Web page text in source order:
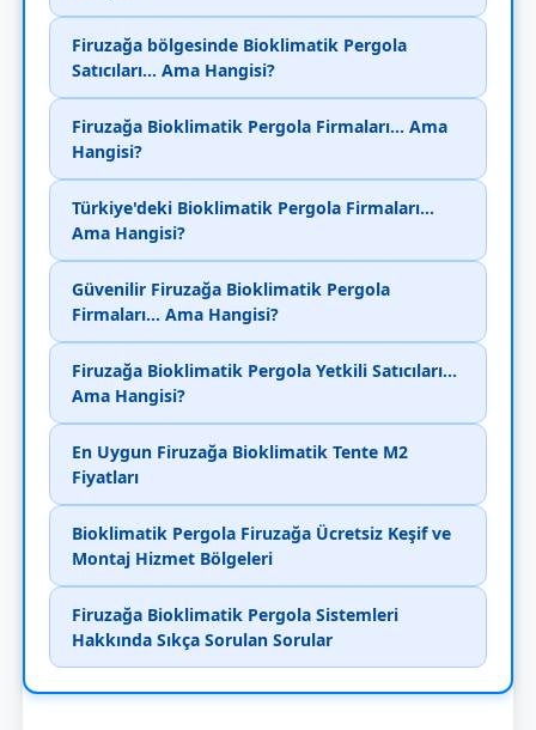
Firuzağa bölgesinde Bioklimatik Pergola
Satıcıları... Ama Hangisi?
Firuzağa Bioklimatik Pergola Firmaları... Ama
Hangisi?
Türkiye'deki Bioklimatik Pergola Firmaları...
Ama Hangisi?
Güvenilir Firuzağa Bioklimatik Pergola
Firmaları... Ama Hangisi?
Firuzağa Bioklimatik Pergola Yetkili Satıcıları...
Ama Hangisi?
En Uygun Firuzağa Bioklimatik Tente M2
Fiyatları
Bioklimatik Pergola Firuzağa Ücretsiz Keşif ve
Montaj Hizmet Bölgeleri
Firuzağa Bioklimatik Pergola Sistemleri
Hakkında Sıkça Sorulan Sorular